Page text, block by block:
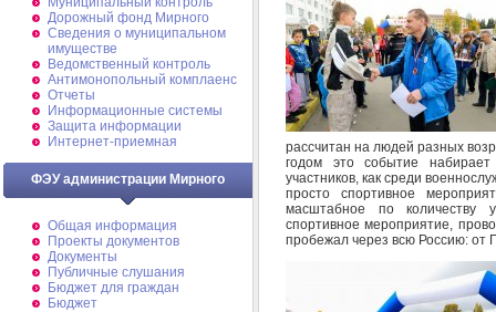
Дорожный фонд Мирного
Cведения о муниципальном
имуществе
Ведомственный контроль
Антимонопольный комплаенс
Отчеты
Информационные системы
Защита информации
Интернет-приемная
ФЭУ администрации Мирного
Общая информация
Проекты документов
Документы
Публичные слушания
Бюджет для граждан
Бюджет
рассчитан на людей разных
годом это событие
участников, как среди
просто спортивное
масштабное по количеству
спортивное мероприятие,
пробежал через всю Россию: от